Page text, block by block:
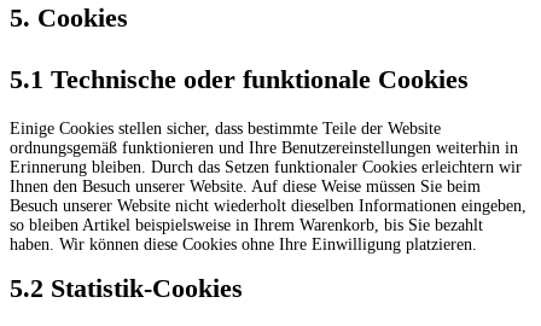
5. Cookies
5.1 Technische oder funktionale Cookies
Einige Cookies stellen sicher, dass bestimmte Teile der Website
ordnungsgemäß funktionieren und Ihre Benutzereinstellungen weiterhin in
Erinnerung bleiben. Durch das Setzen funktionaler Cookies erleichtern wir
Ihnen den Besuch unserer Website. Auf diese Weise müssen Sie beim
Besuch unserer Website nicht wiederholt dieselben Informationen eingeben,
so bleiben Artikel beispielsweise in Ihrem Warenkorb, bis Sie bezahlt
haben. Wir können diese Cookies ohne Ihre Einwilligung platzieren.
5.2 Statistik-Cookies